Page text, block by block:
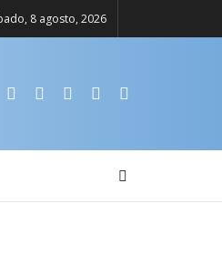
8 agosto, 2026